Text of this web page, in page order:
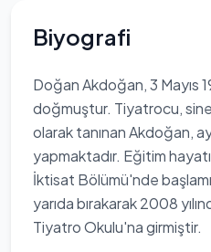
Biyografi
Doğan Akdoğan, 3 Mayıs
doğmuştur. Tiyatrocu,
olarak tanınan Akdoğan,
yapmaktadır. Eğitim
İktisat Bölümü'nde
yarıda bırakarak 2008
Tiyatro Okulu'na girmiştir.